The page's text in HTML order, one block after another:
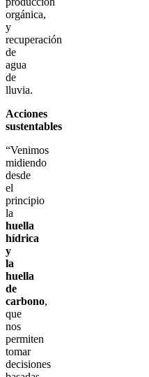
orgánica,
y
recuperación
de
agua
de
lluvia.
Acciones
sustentables
“Venimos
midiendo
desde
el
principio
la
huella
hídrica
y
la
huella
de
carbono,
que
nos
permiten
tomar
decisiones